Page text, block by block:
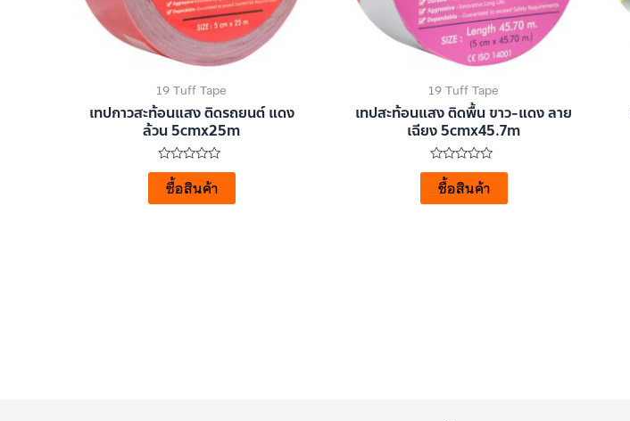
19 Tuff Tape
เทปกาวสะท้อนแสง ติดรถยนต์ แดง
ล้วน 5cmx25m
ให้
คะแนน
ตั้งแต่
ซื้อสินค้า
19 Tuff Tape
เทปสะท้อนแสง ติดพื้น ขาว-แดง ลาย
เฉียง 5cmx45.7m
ให้
คะแนน
ตั้งแต่
ซื้อสินค้า